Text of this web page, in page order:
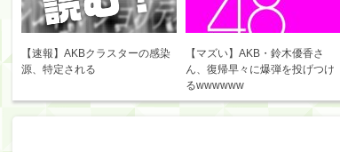
【速報】AKBクラスターの感染
源、特定される
【マズい】AKB・鈴木優香さ
ん、復帰早々に爆弾を投げつけ
るwwwwww